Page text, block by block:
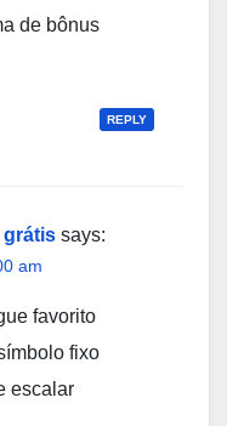
de bônus
REPLY
grátis says:
am
favorito
fixo
escalar